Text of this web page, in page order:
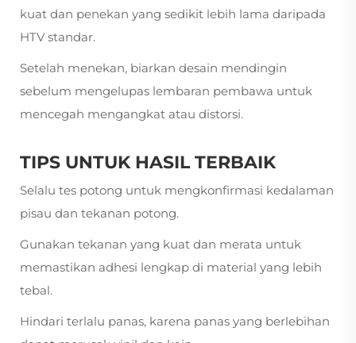
kuat dan penekan yang sedikit lebih lama daripada
HTV standar.
Setelah menekan, biarkan desain mendingin
sebelum mengelupas lembaran pembawa untuk
mencegah mengangkat atau distorsi.
TIPS UNTUK HASIL TERBAIK
Selalu tes potong untuk mengkonfirmasi kedalaman
pisau dan tekanan potong.
Gunakan tekanan yang kuat dan merata untuk
memastikan adhesi lengkap di material yang lebih
tebal.
Hindari terlalu panas, karena panas yang berlebihan